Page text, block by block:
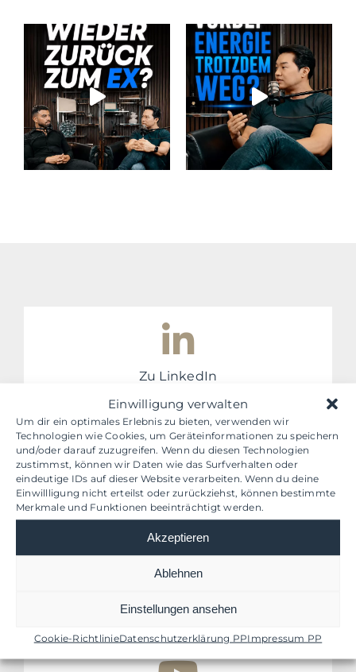
Einwilligung verwalten
Um dir ein optimales Erlebnis zu bieten, verwenden wir
Technologien wie Cookies, um Geräteinformationen zu speichern
und/oder darauf zuzugreifen. Wenn du diesen Technologien
zustimmst, können wir Daten wie das Surfverhalten oder
eindeutige IDs auf dieser Website verarbeiten. Wenn du deine
Einwillligung nicht erteilst oder zurückziehst, können bestimmte
Merkmale und Funktionen beeinträchtigt werden.
Akzeptieren
Ablehnen
Einstellungen ansehen
Cookie-RichtlinieDatenschutzerklärung PPImpressum PP
Zu LinkedIn
Zu facebook